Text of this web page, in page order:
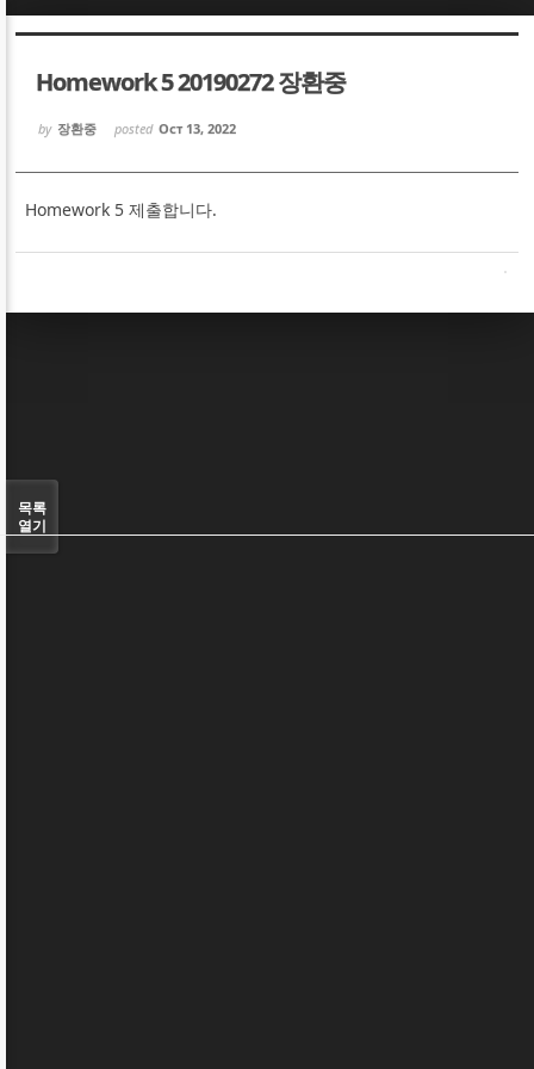
Homework 5 20190272 장환중
by 장환중 posted Oct 13, 2022
Homework 5 제출합니다.
목록
열기
Sketchbook5, 스케치북5
Sketchbook5, 스케치북5
Sketchbook5, 스케치북5
Sketchbook5, 스케치북5